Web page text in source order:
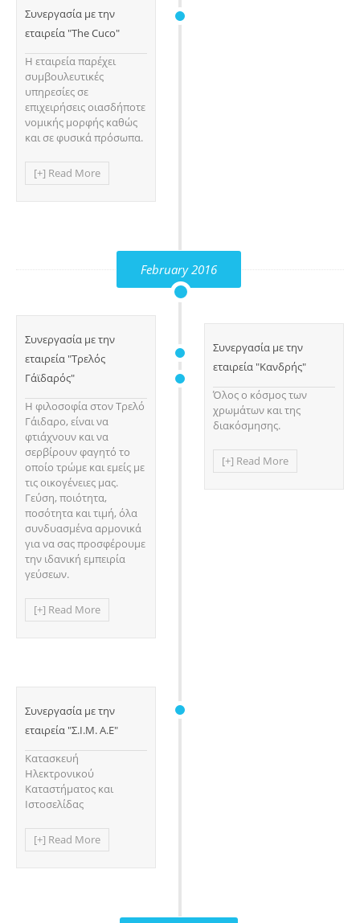
Συνεργασία με την
εταιρεία "The Cuco"
Η εταιρεία παρέχει
συμβουλευτικές
υπηρεσίες σε
επιχειρήσεις οιασδήποτε
νομικής μορφής καθώς
και σε φυσικά πρόσωπα.
[+] Read More
February 2016
Συνεργασία με την
εταιρεία "Τρελός
Γάϊδαρός"
Η φιλοσοφία στον Τρελό
Γάιδαρο, είναι να
φτιάχνουν και να
σερβίρουν φαγητό το
οποίο τρώμε και εμείς με
τις οικογένειες μας.
Γεύση, ποιότητα,
ποσότητα και τιμή, όλα
συνδυασμένα αρμονικά
για να σας προσφέρουμε
την ιδανική εμπειρία
γεύσεων.
[+] Read More
Συνεργασία με την
εταιρεία "Σ.Ι.Μ. Α.Ε"
Κατασκευή
Ηλεκτρονικού
Καταστήματος και
Ιστοσελίδας
[+] Read More
Συνεργασία με την
εταιρεία "Κανδρής"
Όλος ο κόσμος των
χρωμάτων και της
διακόσμησης.
[+] Read More